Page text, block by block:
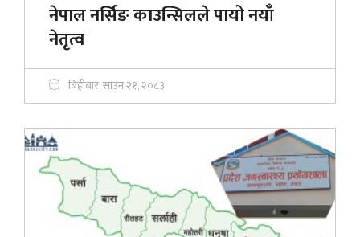
नेपाल नर्सिङ काउन्सिलले पायो नयाँ
नेतृत्व
बिहीबार, साउन २१, २०८३